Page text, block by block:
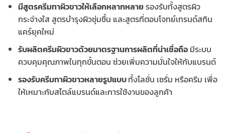
มีสูตรครีมทาผิวขาวให้เลือกหลากหลาย รองรับทั้งสูตรผิว
กระจ่างใส สูตรบำรุงผิวชุ่มชื้น และสูตรที่ตอบโจทย์เทรนด์สกิน
แคร์ยุคใหม่
รับผลิตครีมผิวขาวด้วยมาตรฐานการผลิตที่น่าเชื่อถือมีระบบ
ควบคุมคุณภาพในทุกขั้นตอน ช่วยเพิ่มความมั่นใจให้กับแบรนด์
รองรับครีมทาผิวขาวหลายรูปแบบทั้งโลชั่น เซรั่ม หรือครีม เพื่อ
ให้เหมาะกับสไตล์แบรนด์และการใช้งานของลูกค้า